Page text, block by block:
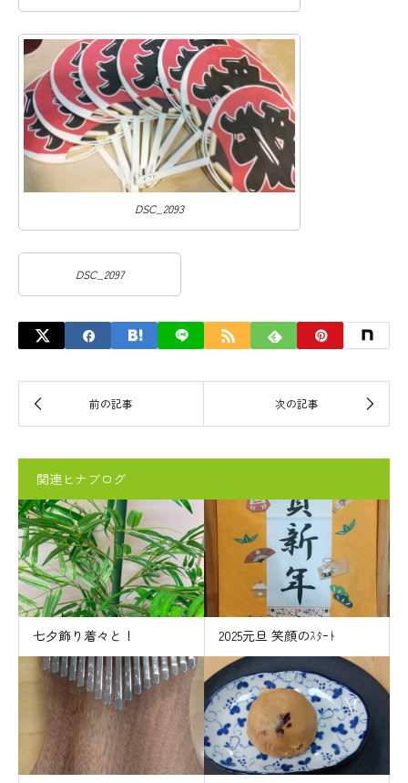
DSC_2093
DSC_2097
関連ヒナブログ
七夕飾り着々と！ 2025元旦 笑顔のｽﾀｰﾄ